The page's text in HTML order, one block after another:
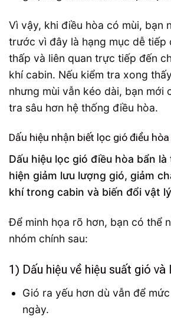
Vì vậy, khi điều hòa có mùi, bạn
trước vì đây là hạng mục dễ tiếp
thấp và liên quan trực tiếp đến
khí cabin. Nếu kiểm tra xong
nhưng mùi vẫn kéo dài, bạn mới
tra sâu hơn hệ thống điều hòa.
Dấu hiệu nhận biết lọc gió điều
Dấu hiệu lọc gió điều hòa bẩn
hiện giảm lưu lượng gió, giảm
khí trong cabin và biến đổi vật
Để minh họa rõ hơn, bạn có thể
nhóm chính sau:
1) Dấu hiệu về hiệu suất gió và
Gió ra yếu hơn dù vẫn để
ngày.